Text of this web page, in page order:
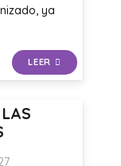
ya
LEER
Comentarios